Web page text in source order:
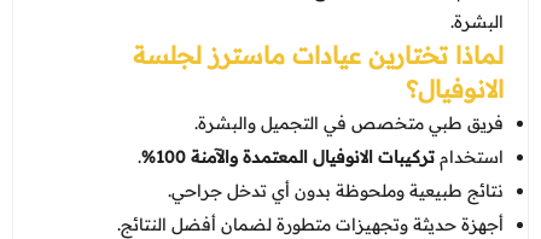
البشرة.
لماذا تختارينعيادات ماسترزلجلسة
الانوفيال؟
فريق طبي متخصص في التجميل والبشرة.
استخدامتركيبات الانوفيال المعتمدة والآمنة 100%
.
نتائج طبيعية وملحوظة بدون أي تدخل جراحي.
أجهزة حديثة وتجهيزات متطورة لضمان أفضل النتائج.